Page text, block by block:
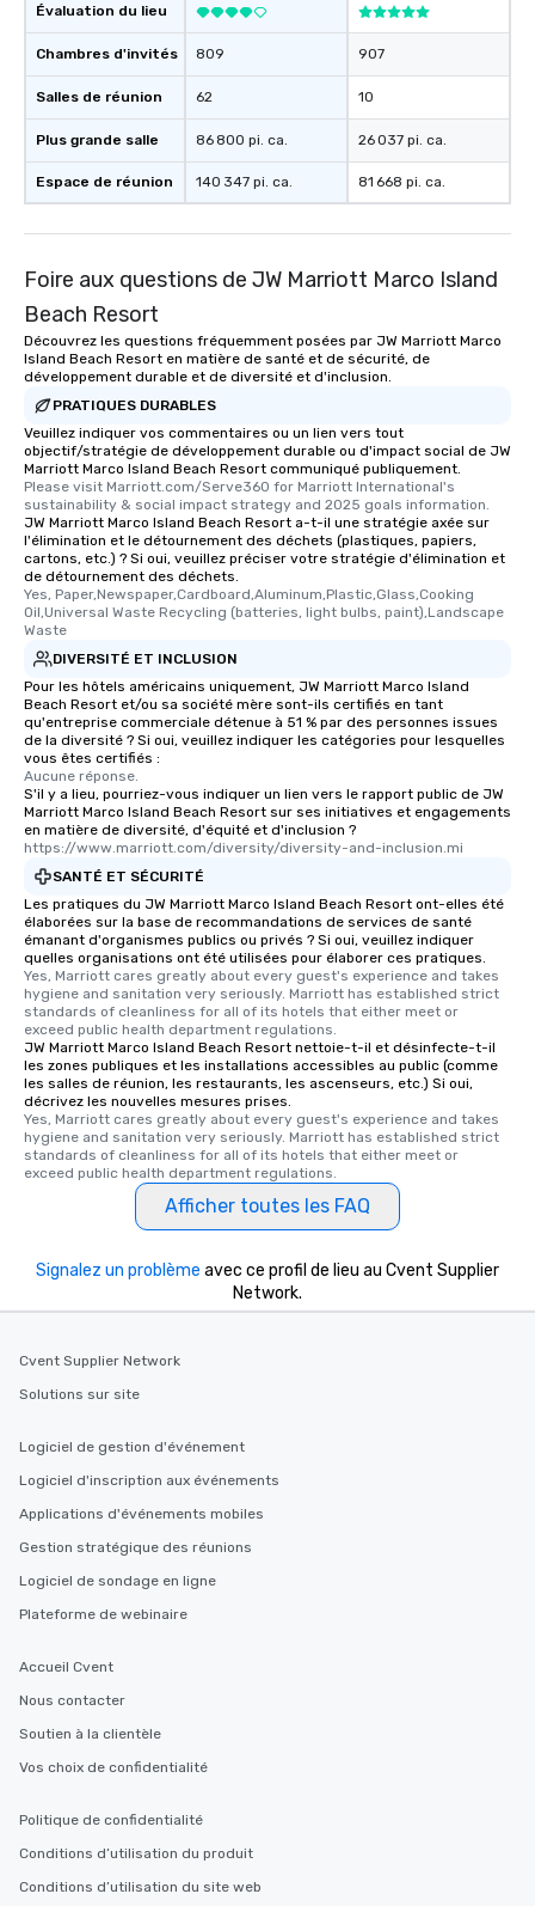
Évaluation du lieu
Chambres d'invités
Salles de réunion
Plus grande salle
Espace de réunion
809
62
86 800 pi. ca.
140 347 pi. ca.
907
10
26 037 pi. ca.
81 668 pi. ca.
Foire aux questions de JW Marriott Marco Island
Beach Resort
Découvrez les questions fréquemment posées par JW Marriott Marco
Island Beach Resort en matière de santé et de sécurité, de
développement durable et de diversité et d'inclusion.
PRATIQUES DURABLES
Veuillez indiquer vos commentaires ou un lien vers tout
objectif/stratégie de développement durable ou d'impact social de JW
Marriott Marco Island Beach Resort communiqué publiquement.
Please visit Marriott.com/Serve360 for Marriott International's
sustainability & social impact strategy and 2025 goals information.
JW Marriott Marco Island Beach Resort a-t-il une stratégie axée sur
l'élimination et le détournement des déchets (plastiques, papiers,
cartons, etc.) ? Si oui, veuillez préciser votre stratégie d'élimination et
de détournement des déchets.
Yes, Paper,Newspaper,Cardboard,Aluminum,Plastic,Glass,Cooking
Oil,Universal Waste Recycling (batteries, light bulbs, paint),Landscape
Waste
DIVERSITÉ ET INCLUSION
Pour les hôtels américains uniquement, JW Marriott Marco Island
Beach Resort et/ou sa société mère sont-ils certifiés en tant
qu'entreprise commerciale détenue à 51 % par des personnes issues
de la diversité ? Si oui, veuillez indiquer les catégories pour lesquelles
vous êtes certifiés :
Aucune réponse.
S'il y a lieu, pourriez-vous indiquer un lien vers le rapport public de JW
Marriott Marco Island Beach Resort sur ses initiatives et engagements
en matière de diversité, d'équité et d'inclusion ?
https://www.marriott.com/diversity/diversity-and-inclusion.mi
SANTÉ ET SÉCURITÉ
Les pratiques du JW Marriott Marco Island Beach Resort ont-elles été
élaborées sur la base de recommandations de services de santé
émanant d'organismes publics ou privés ? Si oui, veuillez indiquer
quelles organisations ont été utilisées pour élaborer ces pratiques.
Yes, Marriott cares greatly about every guest's experience and takes
hygiene and sanitation very seriously. Marriott has established strict
standards of cleanliness for all of its hotels that either meet or
exceed public health department regulations.
JW Marriott Marco Island Beach Resort nettoie-t-il et désinfecte-t-il
les zones publiques et les installations accessibles au public (comme
les salles de réunion, les restaurants, les ascenseurs, etc.) Si oui,
décrivez les nouvelles mesures prises.
Yes, Marriott cares greatly about every guest's experience and takes
hygiene and sanitation very seriously. Marriott has established strict
standards of cleanliness for all of its hotels that either meet or
exceed public health department regulations.
Afficher toutes les FAQ
Signalez un problème avec ce profil de lieu au Cvent Supplier
Network.
Cvent Supplier Network
Solutions sur site
Logiciel de gestion d'événement
Logiciel d'inscription aux événements
Applications d'événements mobiles
Gestion stratégique des réunions
Logiciel de sondage en ligne
Plateforme de webinaire
Accueil Cvent
Nous contacter
Soutien à la clientèle
Vos choix de confidentialité
Politique de confidentialité
Conditions d’utilisation du produit
Conditions d’utilisation du site web